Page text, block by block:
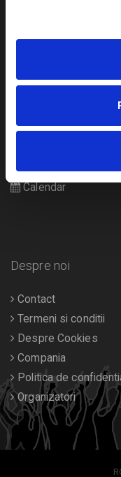
Teatru
festivaluri
Calendar
Despre noi
Contact
Termeni si conditii
Despre Cookies
Compania
Politica de
Organizatori